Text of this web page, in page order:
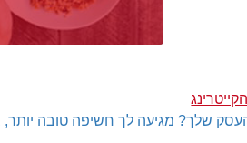
שלך? מגיעה לך חשיפה טובה יותר,